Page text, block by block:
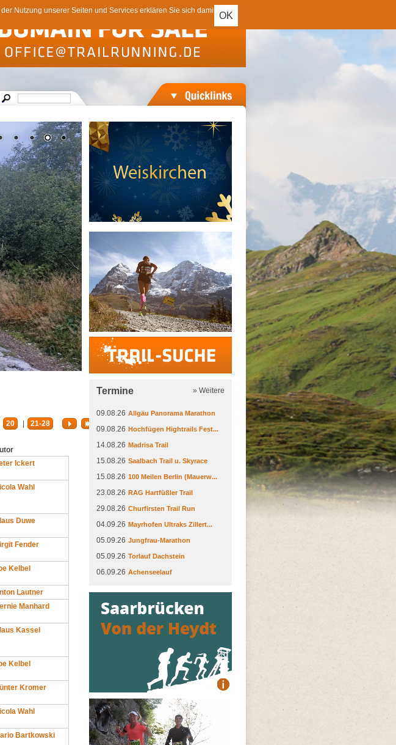
OK
Nutzung unserer Seiten und Services erklären Sie sich damit
Trail-Suche
20 21-28
Ickert
Wahl
Duwe
Fender
Kelbel
Lautner
Manhard
Kassel
Kelbel
Kromer
Wahl
Bartkowski
Termine » Weitere
09.08.26 Allgäu Panorama Marathon
09.08.26 Hochfügen Hightrails Fest...
14.08.26 Madrisa Trail
15.08.26 Saalbach Trail u. Skyrace
15.08.26 100 Meilen Berlin (Mauerw...
23.08.26 RAG Hartfüßler Trail
29.08.26 Churfirsten Trail Run
04.09.26 Mayrhofen Ultraks Zillert...
05.09.26 Jungfrau-Marathon
05.09.26 Torlauf Dachstein
06.09.26 Achenseelauf